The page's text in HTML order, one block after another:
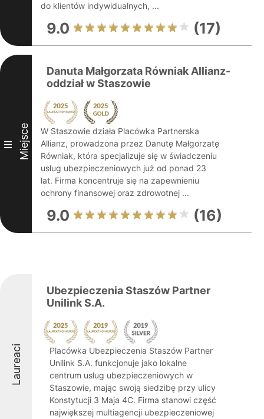
do klientów indywidualnych, ...
9.0 (17)
III Miejsce
Danuta Małgorzata Równiak Allianz-
oddział w Staszowie
W Staszowie działa Placówka Partnerska
Allianz, prowadzona przez Danutę Małgorzatę
Równiak, która specjalizuje się w świadczeniu
usług ubezpieczeniowych już od ponad 23
lat. Firma koncentruje się na zapewnieniu
ochrony finansowej oraz zdrowotnej ...
9.0 (16)
Laureaci
Ubezpieczenia Staszów Partner
Unilink S.A.
Placówka Ubezpieczenia Staszów Partner
Unilink S.A. funkcjonuje jako lokalne
centrum usług ubezpieczeniowych w
Staszowie, mając swoją siedzibę przy ulicy
Konstytucji 3 Maja 4C. Firma stanowi część
największej multiagencji ubezpieczeniowej